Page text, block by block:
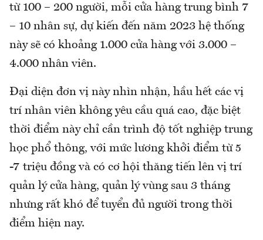
từ 100 – 200 người, mỗi cửa hàng trung bình 7
– 10 nhân sự, dự kiến đến năm 2023 hệ thống
này sẽ có khoảng 1.000 cửa hàng với 3.000 –
4.000 nhân viên.
Đại diện đơn vị này nhìn nhận, hầu hết các vị
trí nhân viên không yêu cầu quá cao, đặc biệt
thời điểm này chỉ cần trình độ tốt nghiệp trung
học phổ thông, với mức lương khởi điểm từ 5
-7 triệu đồng và có cơ hội thăng tiến lên vị trí
quản lý cửa hàng, quản lý vùng sau 3 tháng
nhưng rất khó để tuyển đủ người trong thời
điểm hiện nay.